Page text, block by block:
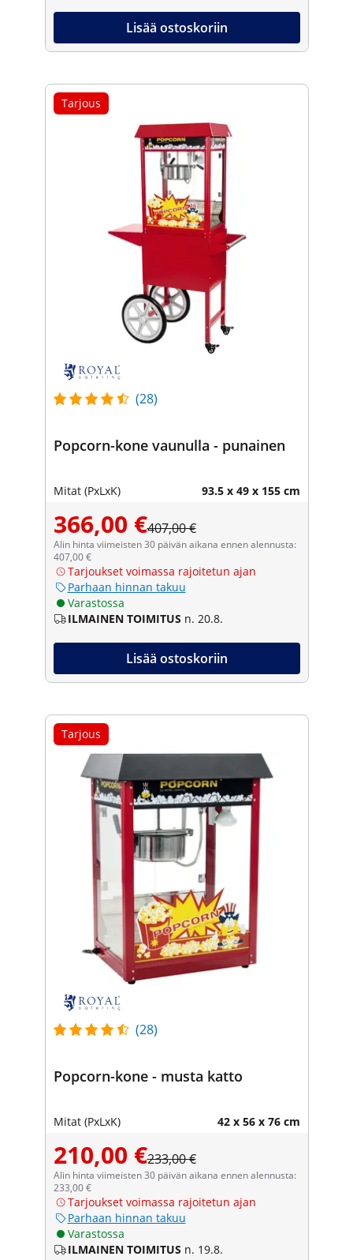
Lisää ostoskoriin
Tarjous
(28)
Popcorn-kone vaunulla - punainen
Mitat (PxLxK) 93.5 x 49 x 155 cm
366,00 €407,00 €
Alin hinta viimeisten 30 päivän aikana ennen alennusta:
407,00 €
Tarjoukset voimassa rajoitetun ajan
Parhaan hinnan takuu
Varastossa
ILMAINEN TOIMITUS n. 20.8.
Lisää ostoskoriin
Tarjous
(28)
Popcorn-kone - musta katto
Mitat (PxLxK) 42 x 56 x 76 cm
210,00 €233,00 €
Alin hinta viimeisten 30 päivän aikana ennen alennusta:
233,00 €
Tarjoukset voimassa rajoitetun ajan
Parhaan hinnan takuu
Varastossa
ILMAINEN TOIMITUS n. 19.8.